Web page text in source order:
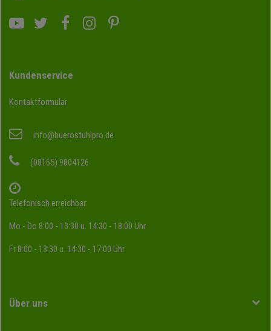
Kundenservice
Kontaktformular
info@buerostuhlpro.de
(08165) 9804126
Telefonisch erreichbar:
Mo - Do 8:00 - 13:30 u. 14:30 - 18:00 Uhr
Fr 8:00 - 13:30 u. 14:30 - 17:00 Uhr
Über uns